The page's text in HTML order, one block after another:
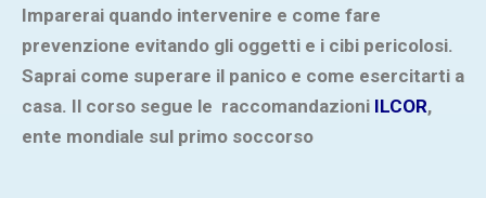
Imparerai quando intervenire e come fare
prevenzione evitando gli oggetti e i cibi pericolosi.
Saprai come superare il panico e come esercitarti a
casa. Il corso segue le raccomandazioni ILCOR,
ente mondiale sul primo soccorso